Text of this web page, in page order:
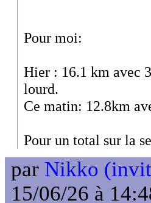
Pour moi:
Hier : 16.1 km avec
lourd.
Ce matin: 12.8km
Pour un total sur la
par Nikko
15/06/26 à